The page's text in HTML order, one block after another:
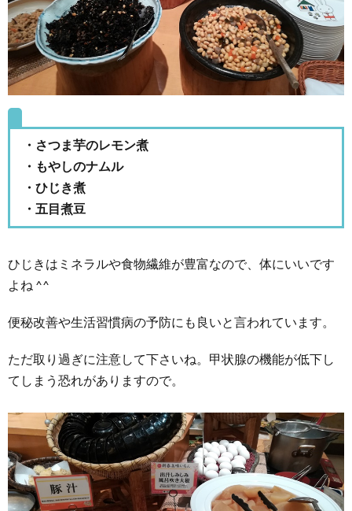
・さつま芋のレモン煮
・もやしのナムル
・ひじき煮
・五目煮豆
ひじきはミネラルや食物繊維が豊富なので、体にいいです
よね ^^
便秘改善や生活習慣病の予防にも良いと言われています。
ただ取り過ぎに注意して下さいね。甲状腺の機能が低下し
てしまう恐れがありますので。